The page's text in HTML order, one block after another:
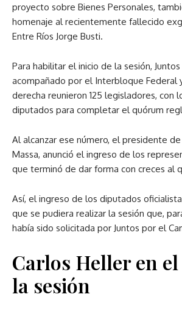
proyecto sobre Bienes Personales,
homenaje al recientemente fallecido
Entre Ríos Jorge Busti.
Para habilitar el inicio de la sesión,
acompañado por el Interbloque Federal
derecha reunieron 125 legisladores, con
diputados para completar el quórum
Al alcanzar ese número, el presidente de
Massa, anunció el ingreso de los
que terminó de dar forma con creces al
Así, el ingreso de los diputados
que se pudiera realizar la sesión que,
había sido solicitada por Juntos por el
Carlos Heller en
la sesión